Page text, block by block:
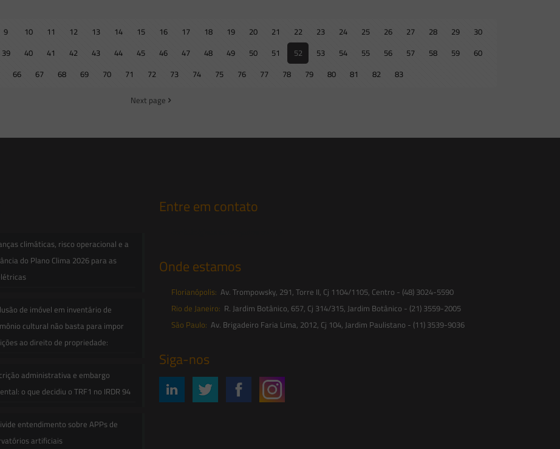
9 10 11 12 13 14 15 16 17 18 19 20 21 22 23 24 25 26 27 28 29
30
39 40 41 42 43 44 45 46 47 48 49 50 51 52 53 54 55 56 57 58 59
60
66 67 68 69 70 71 72 73 74 75 76 77 78 79 80 81 82 83
Next page
climáticas, risco operacional e a
do Plano Clima 2026 para as
de imóvel em inventário de
cultural não basta para impor
ao direito de propriedade:
administrativa e embargo
o que decidiu o TRF1 no IRDR 94
entendimento sobre APPs de
artificiais
Entre em contato
Onde estamos
Florianópolis: Av. Trompowsky, 291, Torre II, Cj 1104/1105, Centro - (48) 3024-5590
Rio de Janeiro: R. Jardim Botânico, 657, Cj 314/315, Jardim Botânico - (21) 3559-2005
São Paulo: Av. Brigadeiro Faria Lima, 2012, Cj 104, Jardim Paulistano - (11) 3539-9036
Siga-nos